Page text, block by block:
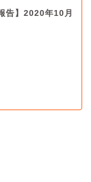
告】2020年10月